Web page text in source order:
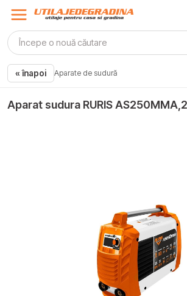
« înapoi Aparate de sudură
Aparat sudura RURIS